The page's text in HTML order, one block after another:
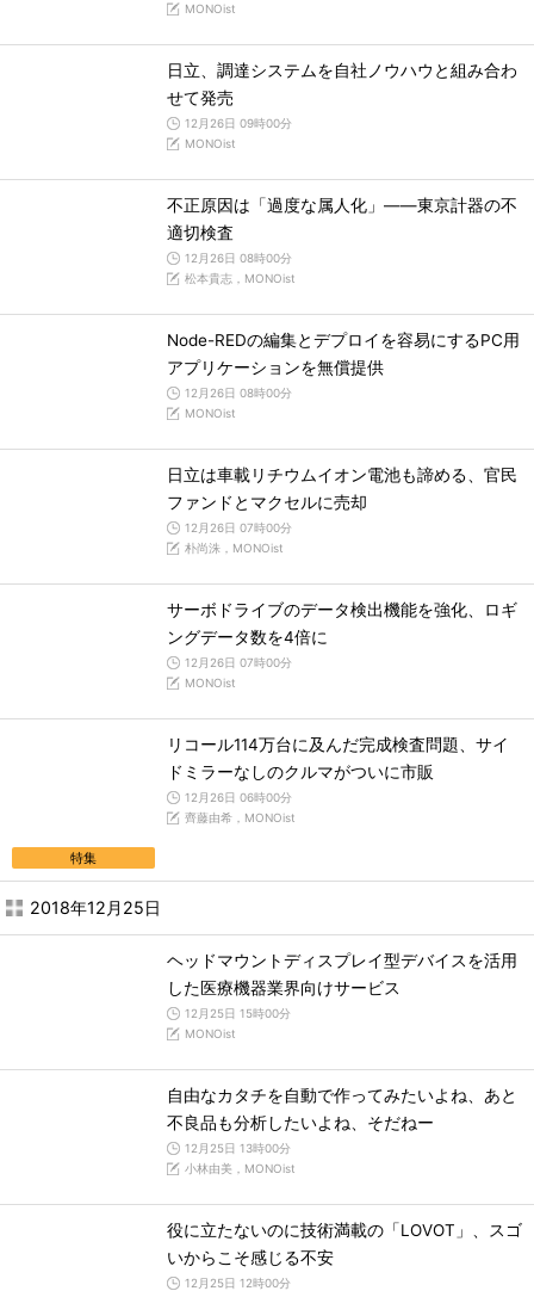
MONOist
日立、調達システムを自社ノウハウと組み合わ
せて発売
12月26日 09時00分
MONOist
不正原因は「過度な属人化」――東京計器の不
適切検査
12月26日 08時00分
松本貴志，MONOist
Node-REDの編集とデプロイを容易にするPC用
アプリケーションを無償提供
12月26日 08時00分
MONOist
日立は車載リチウムイオン電池も諦める、官民
ファンドとマクセルに売却
12月26日 07時00分
朴尚洙，MONOist
サーボドライブのデータ検出機能を強化、ロギ
ングデータ数を4倍に
12月26日 07時00分
MONOist
特集
リコール114万台に及んだ完成検査問題、サイ
ドミラーなしのクルマがついに市販
12月26日 06時00分
齊藤由希，MONOist
2018年12月25日
ヘッドマウントディスプレイ型デバイスを活用
した医療機器業界向けサービス
12月25日 15時00分
MONOist
自由なカタチを自動で作ってみたいよね、あと
不良品も分析したいよね、そだねー
12月25日 13時00分
小林由美，MONOist
役に立たないのに技術満載の「LOVOT」、スゴ
いからこそ感じる不安
12月25日 12時00分